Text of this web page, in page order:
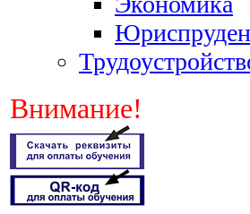
Внимание!